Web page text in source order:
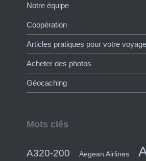
Notre équipe
Coopération
Articles pratiques pour votre voyage
Acheter des photos
Géocaching
Mots clés
A320-200 Aegean Airlines